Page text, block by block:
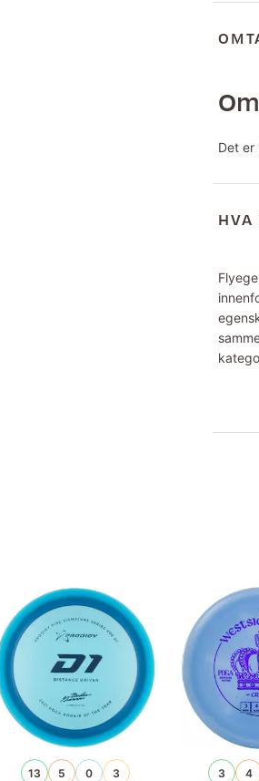
Det er
HVA
13 5 0 3 3 4